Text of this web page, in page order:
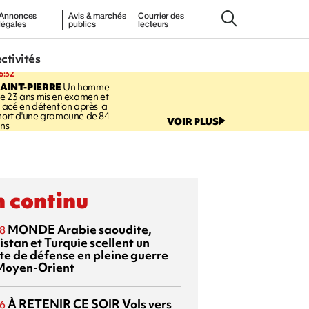
Avis & marchés
publics
Courrier des
lecteurs
PIERREUn homme
23 ans mis en examen et
en détention après la
d'une gramoune de 84 VOIR PLUS
continu
MONDEArabie saoudite,
et Turquie scellent un
de défense en pleine guerre
Orient
À RETENIR CE SOIRVols vers